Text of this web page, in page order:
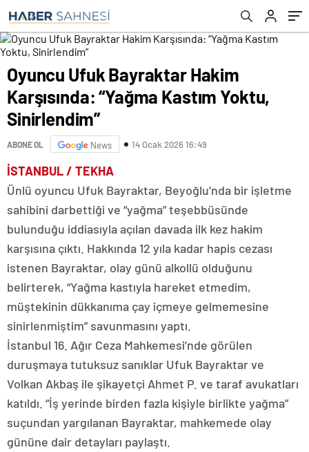
Oyuncu Ufuk Bayraktar Hakim
Karşısında: “Yağma Kastım Yoktu,
Sinirlendim”
ABONE OL News 14 Ocak 2026 16:49
İSTANBUL / TEKHA
Ünlü oyuncu Ufuk Bayraktar, Beyoğlu’nda bir işletme
sahibini darbettiği ve “yağma” teşebbüsünde
bulunduğu iddiasıyla açılan davada ilk kez hakim
karşısına çıktı. Hakkında 12 yıla kadar hapis cezası
istenen Bayraktar, olay günü alkollü olduğunu
belirterek, “Yağma kastıyla hareket etmedim,
müştekinin dükkanıma çay içmeye gelmemesine
sinirlenmiştim” savunmasını yaptı.
İstanbul 16. Ağır Ceza Mahkemesi’nde görülen
duruşmaya tutuksuz sanıklar Ufuk Bayraktar ve
Volkan Akbaş ile şikayetçi Ahmet P. ve taraf avukatları
katıldı. “İş yerinde birden fazla kişiyle birlikte yağma”
suçundan yargılanan Bayraktar, mahkemede olay
gününe dair detayları paylaştı.